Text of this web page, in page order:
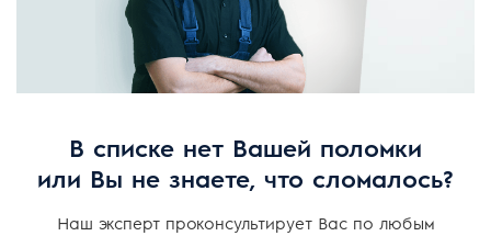
В списке нет Вашей поломки
или Вы не знаете, что сломалось?
Наш эксперт проконсультирует Вас по любым